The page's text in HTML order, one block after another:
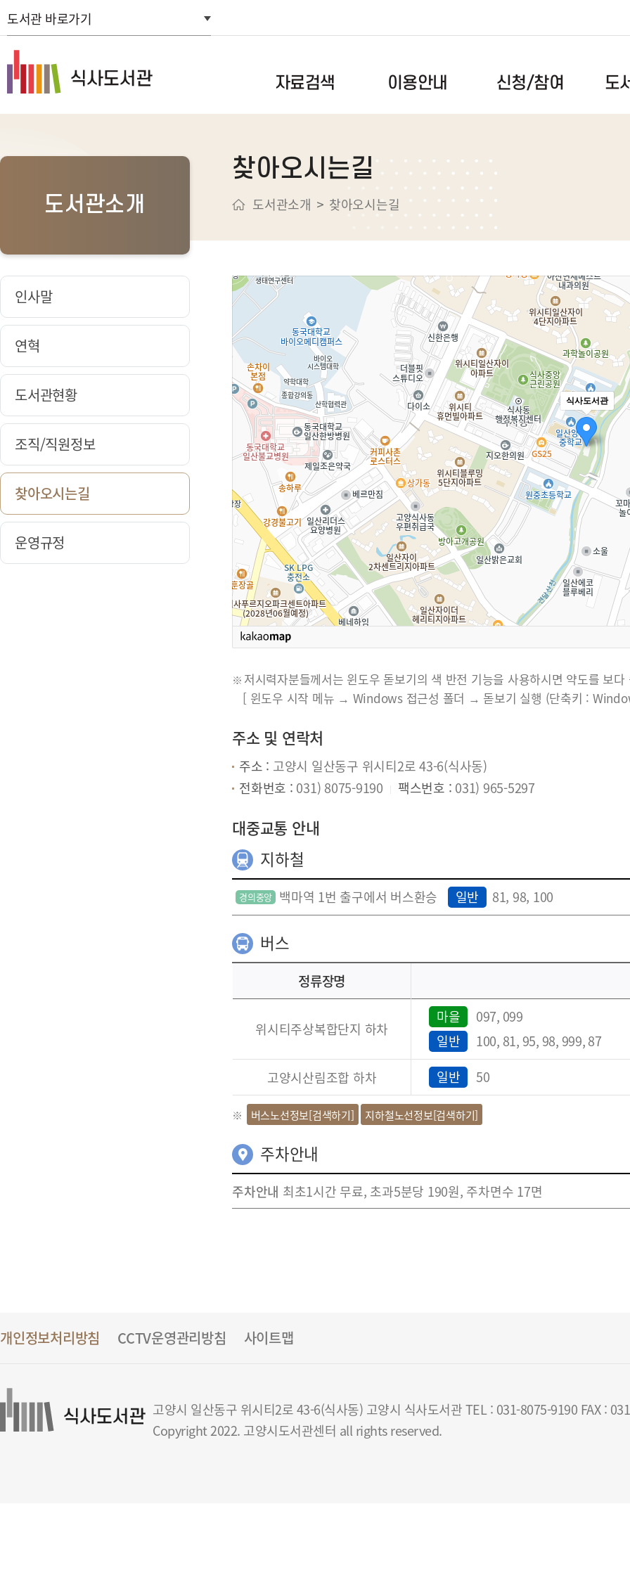
도서관 바로가기
자료검색
스마트도서관도서검색
신착자료검색
희망도서신청
이용안내
스마트도서관
신청/참여
북스타트
독서동아리
메이커스페이스
대관예약
장비예약
도
도서관소개
인사말
연혁
도서관현황
조직/직원정보
찾아오시는길
운영규정
찾아오시는길
도서관소개 찾아오시는길
식사도서관
저시력자분들께서는 윈도우 돋보기의 색 반전 기능을 사용하시면 약도를 보
[ 윈도우 시작 메뉴 → Windows 접근성 폴더 → 돋보기 실행 (단축키 :
주소 및 연락처
주소 : 고양시 일산동구 위시티2로 43-6(식사동)
전화번호 : 031) 8075-9190 팩스번호 : 031) 965-5297
대중교통 안내
지하철
백마역 1번 출구에서 버스환승 일반 81, 98, 100
버스
정류장명
위시티주상복합단지 하차
마을
097, 099
일반
100, 81, 95, 98, 999, 87
고양시산림조합 하차
일반 50
버스노선정보[검색하기] 지하철노선정보[검색하기]
주차안내
주차안내 최초1시간 무료, 초과5분당 190원, 주차면수 17면
개인정보처리방침 CCTV운영관리방침 사이트맵
고양시 일산동구 위시티2로 43-6(식사동) 고양시 식사도서관 TEL : 031-8075-9190 FAX :
Copyright 2022. 고양시도서관센터 all rights reserved.